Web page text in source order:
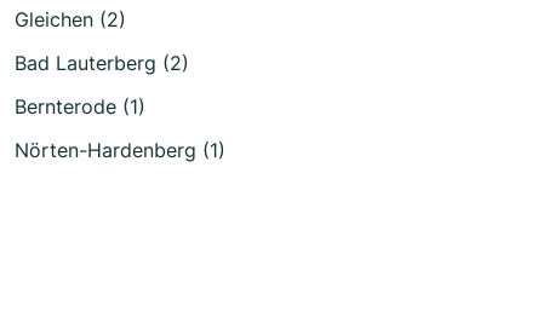
Gleichen (2)
Bad Lauterberg (2)
Bernterode (1)
Nörten-Hardenberg (1)